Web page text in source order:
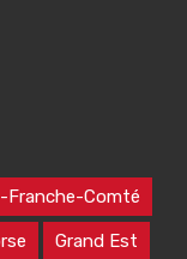
Franche-Comté
Grand Est